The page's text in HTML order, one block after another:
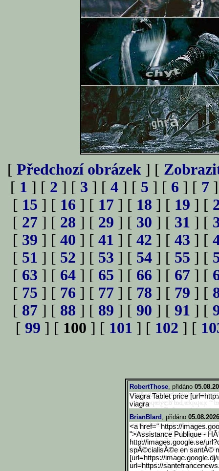
[ Předchozí obrázek ] [
[ 1 ] [ 2 ] [ 3 ] [ 4 ] [ 5 ] [ 6 ] [ 7
[ 15 ] [ 16 ] [ 17 ] [ 18 ] [ 19 ] [
[ 27 ] [ 28 ] [ 29 ] [ 30 ] [ 31 ] [
[ 39 ] [ 40 ] [ 41 ] [ 42 ] [ 43 ] [
[ 51 ] [ 52 ] [ 53 ] [ 54 ] [ 55 ] [
[ 63 ] [ 64 ] [ 65 ] [ 66 ] [ 67 ] [
[ 75 ] [ 76 ] [ 77 ] [ 78 ] [ 79 ] [
[ 87 ] [ 88 ] [ 89 ] [ 90 ] [ 91 ] [
[ 99 ] [ 100 ] [ 101 ] [ 102 ] [
RobertThose, přidáno
Viagra Tablet price
viagra
BrianBlard , přidáno
<a href=" https://
">Assistance Publique -
http://images.google.se/u
spĂ©cialisĂ©e en santĂ©
[url=https://image.google
url=https://